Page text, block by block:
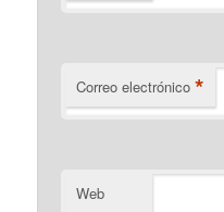
Correo electrónico *
Web